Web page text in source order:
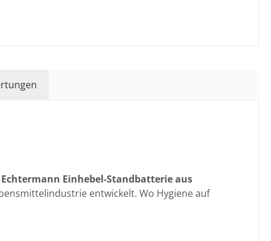
Echtermann Einhebel-Standbatterie aus
entwickelt. Wo Hygiene auf